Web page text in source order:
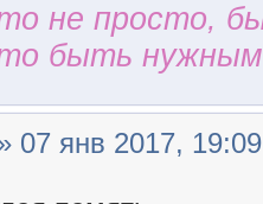
не просто,
быть
07 янв 2017, 19:09